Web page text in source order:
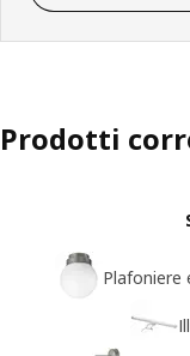
Prodotti
Plafoniere